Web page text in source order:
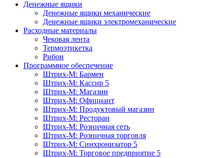
Денежные ящики
Денежные ящики механические
Денежные ящики электромеханические
Расходные материалы
Чековая лента
Термоэтикетка
Рибон
Программное обеспечение
Штрих-М: Бармен
Штрих-М: Кассир 5
Штрих-М: Магазин
Штрих-М: Официант
Штрих-М: Продуктовый магазин
Штрих-М: Ресторан
Штрих-М: Розничная сеть
Штрих-М: Розничная торговля
Штрих-М: Синхронизатор 5
Штрих-М: Торговое предприятие 5